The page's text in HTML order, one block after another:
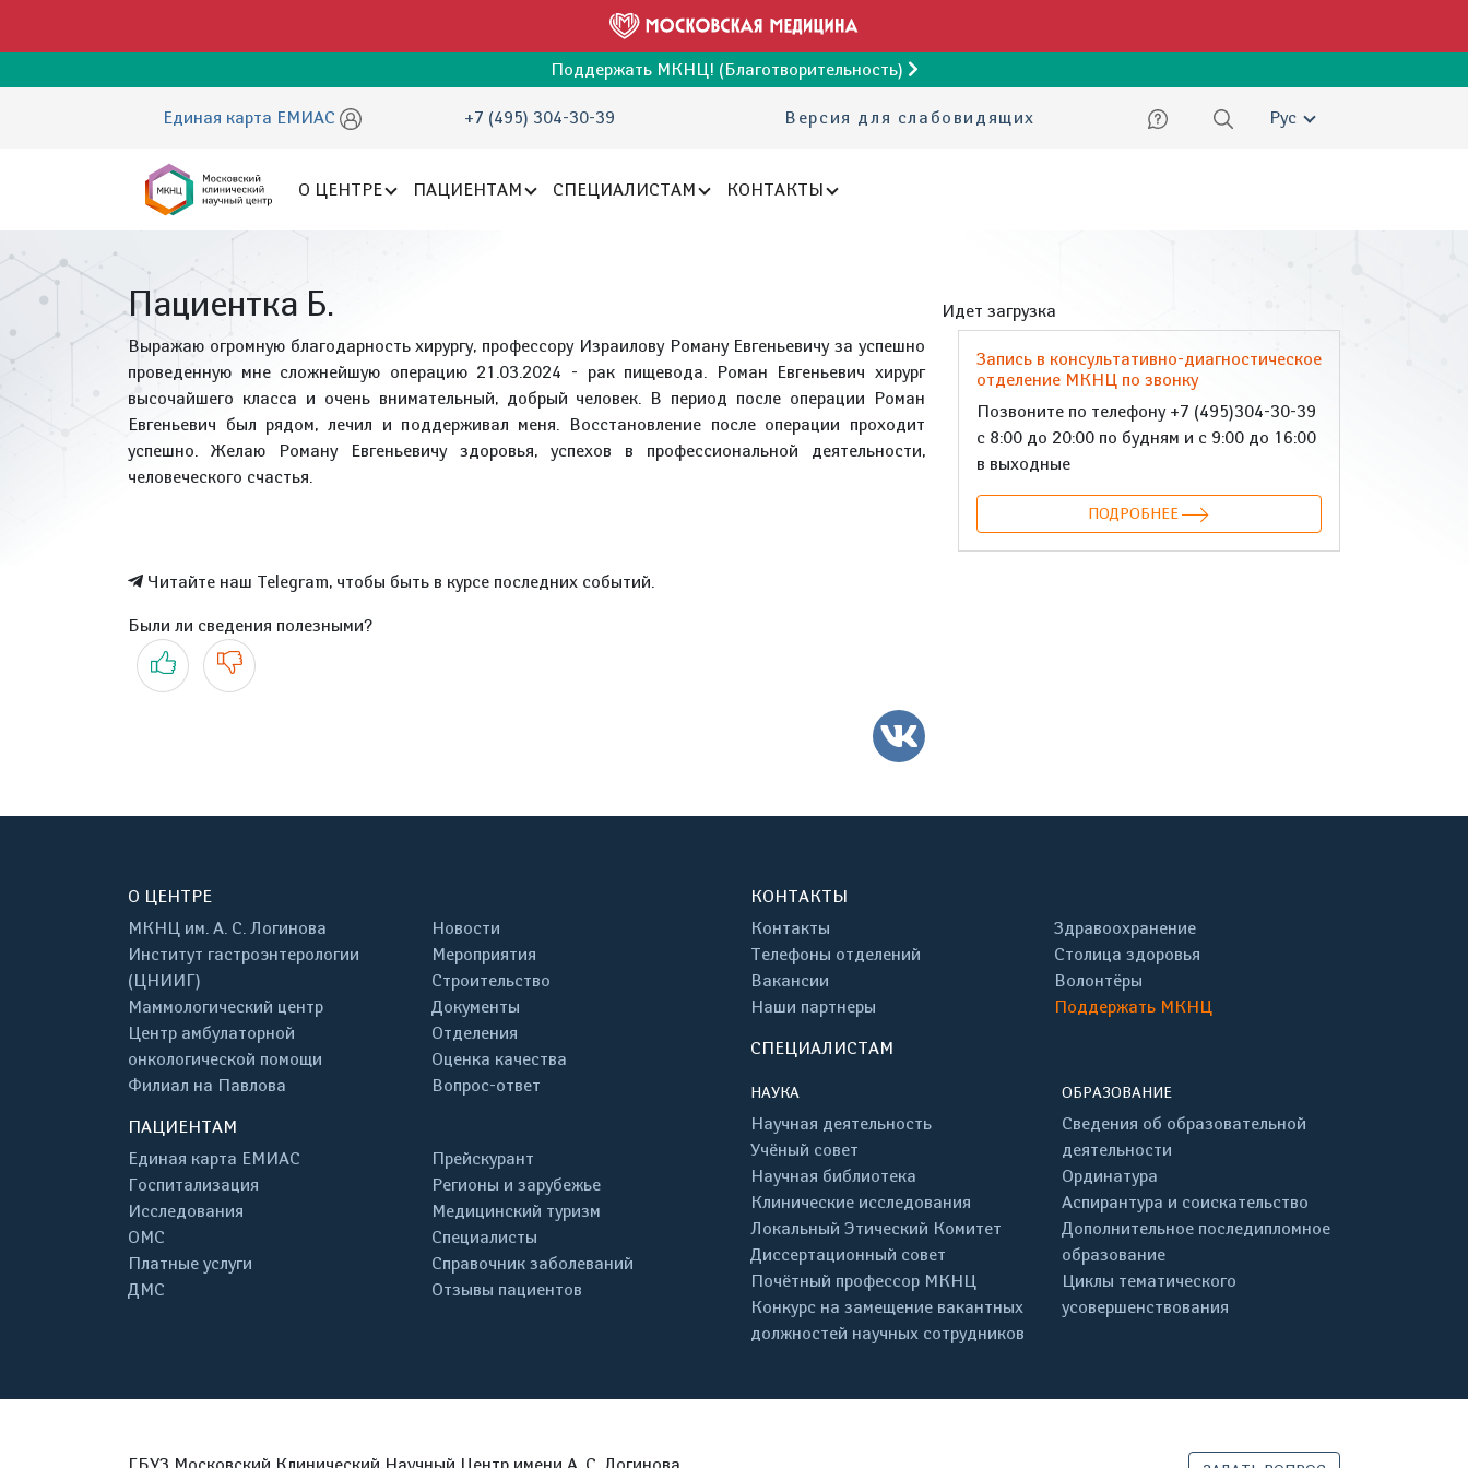
Поддержать МКНЦ! (Благотворительность)
Единая карта ЕМИАС +7 (495) 304-30-39 Версия для слабовидящих Русский
О ЦЕНТРЕ ПАЦИЕНТАМ СПЕЦИАЛИСТАМ КОНТАКТЫ
Пациентка Б.
Выражаю огромную благодарность хирургу, профессору Израилову Роману Евгеньевичу за успешно
проведенную мне сложнейшую операцию 21.03.2024 - рак пищевода. Роман Евгеньевич хирург
высочайшего класса и очень внимательный, добрый человек. В период после операции Роман
Евгеньевич был рядом, лечил и поддерживал меня. Восстановление после операции проходит
успешно. Желаю Роману Евгеньевичу здоровья, успехов в профессиональной деятельности,
человеческого счастья.
Читайте наш Telegram, чтобы быть в курсе последних событий.
Были ли сведения полезными?
Да Нет
ВКонтакте
Идет загрузка
Запись в консультативно-диагностическое
отделение МКНЦ по звонку
Позвоните по телефону +7 (495)304-30-39
с 8:00 до 20:00 по будням и с 9:00 до 16:00
в выходные
ПОДРОБНЕЕ
О ЦЕНТРЕ
МКНЦ им. А. С. Логинова
Институт гастроэнтерологии
(ЦНИИГ)
Маммологический центр
Центр амбулаторной
онкологической помощи
Филиал на Павлова
Новости
Мероприятия
Строительство
Документы
Отделения
Оценка качества
Вопрос-ответ
ПАЦИЕНТАМ
Единая карта ЕМИАС
Госпитализация
Исследования
ОМС
Платные услуги
ДМС
Прейскурант
Регионы и зарубежье
Медицинский туризм
Специалисты
Справочник заболеваний
Отзывы пациентов
КОНТАКТЫ
Контакты
Телефоны отделений
Вакансии
Наши партнеры
Здравоохранение
Столица здоровья
Волонтёры
Поддержать МКНЦ
СПЕЦИАЛИСТАМ
НАУКА
Научная деятельность
Учёный совет
Научная библиотека
Клинические исследования
Локальный Этический Комитет
Диссертационный совет
Почётный профессор МКНЦ
Конкурс на замещение вакантных
должностей научных сотрудников
ОБРАЗОВАНИЕ
Сведения об образовательной
деятельности
Ординатура
Аспирантура и соискательство
Дополнительное последипломное
образование
Циклы тематического
усовершенствования